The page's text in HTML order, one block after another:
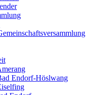
Endorf-Höslwang